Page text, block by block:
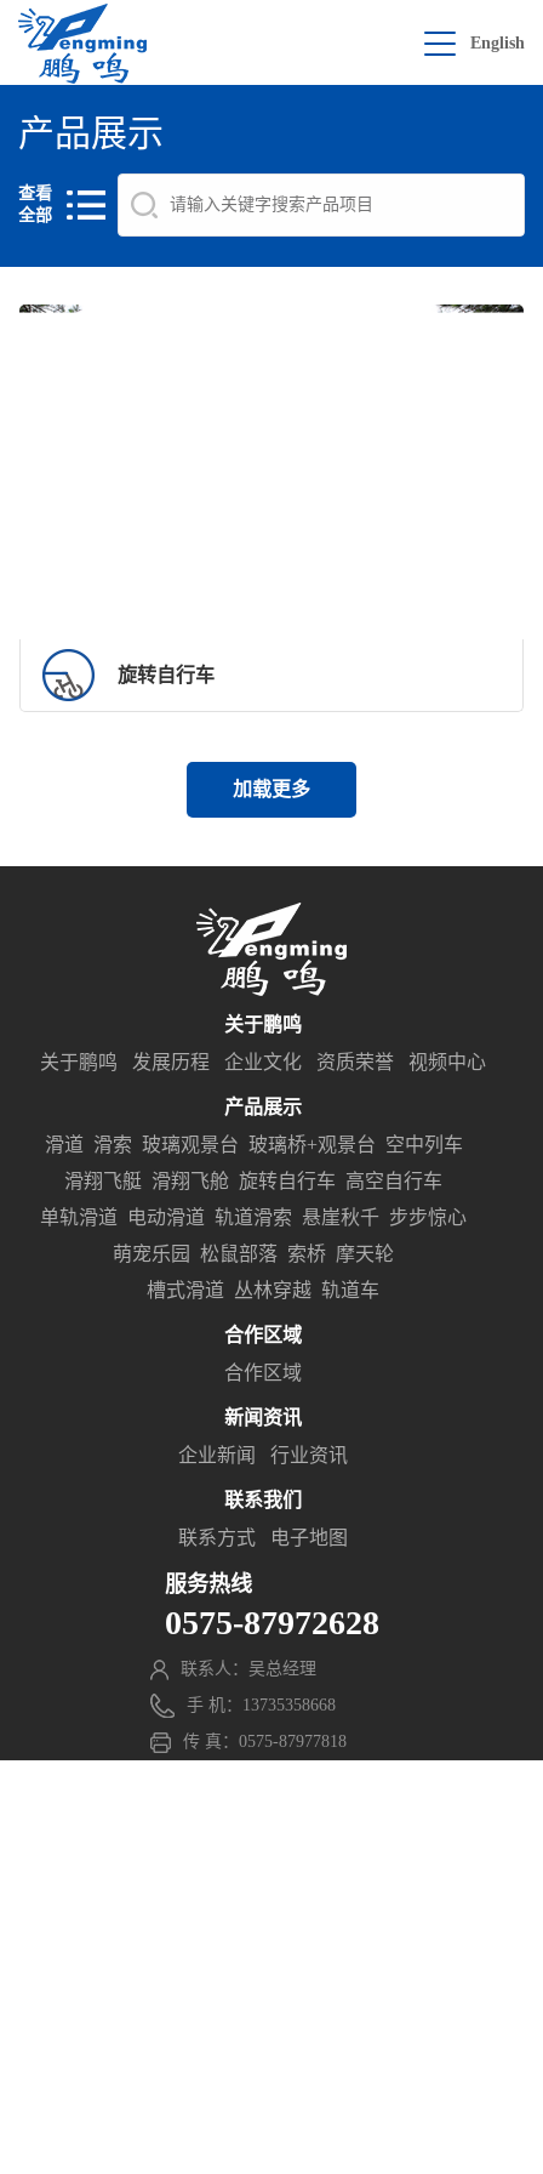
English
产品展示
查看
全部
旋转自行车
加载更多
关于鹏鸣
关于鹏鸣
发展历程 企业文化 资质荣誉 视频中心
产品展示
滑道 滑索 玻璃观景台 玻璃桥+观景台 空中列车
滑翔飞艇 滑翔飞舱 旋转自行车 高空自行车
单轨滑道
电动滑道 轨道滑索 悬崖秋千 步步惊心
萌宠乐园
松鼠部落 索桥 摩天轮
槽式滑道 丛林穿越 轨道车
合作区域
合作区域
新闻资讯
企业新闻
行业资讯
联系我们
联系方式
电子地图
服务热线
0575-87972628
联系人：吴总经理
手 机：13735358668
传 真：0575-87977818